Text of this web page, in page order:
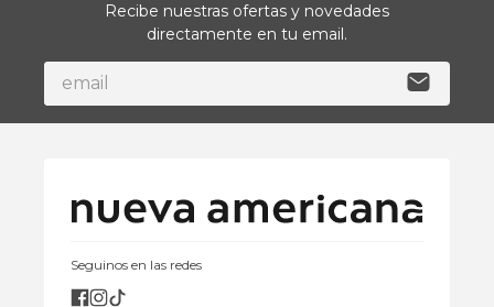
Recibe nuestras ofertas y novedades
directamente en tu email.
Seguinos en las redes